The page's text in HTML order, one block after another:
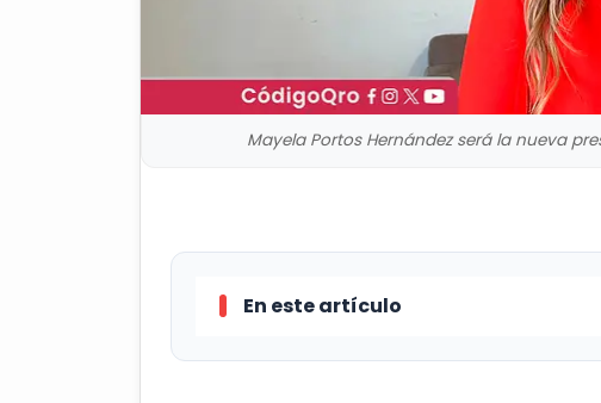
Mayela Portos Hernández será la nueva
En este artículo